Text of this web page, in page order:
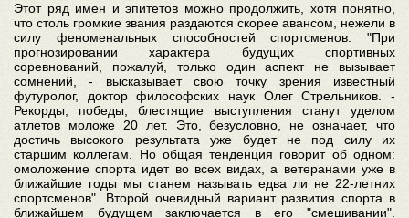
Этот ряд имен и эпитетов можно продолжить, хотя понятно,
что столь громкие звания раздаются скорее авансом, нежели в
силу феноменальных способностей спортсменов. "При
прогнозировании характера будущих спортивных
соревнований, пожалуй, только один аспект не вызывает
сомнений, - высказывает свою точку зрения известный
футуролог, доктор философских наук Олег Стрельников. -
Рекорды, победы, блестящие выступления станут уделом
атлетов моложе 20 лет. Это, безусловно, не означает, что
достичь высокого результата уже будет не под силу их
старшим коллегам. Но общая тенденция говорит об одном:
омоложение спорта идет во всех видах, а ветеранами уже в
ближайшие годы мы станем называть едва ли не 22-летних
спортсменов". Второй очевидный вариант развития спорта в
ближайшем будущем заключается в его "смешивании".